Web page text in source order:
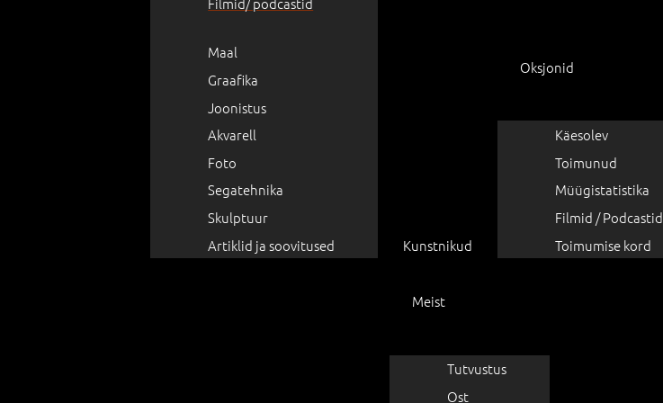
Maal
Graafika
Joonistus
Akvarell
Foto
Segatehnika
Skulptuur
Artiklid ja soovitused
Kunstnikud
Oksjonid
Käesolev
Toimunud
Müügistatistika
Filmid / Podcastid
Toimumise kord
Meist
Tutvustus
Ost